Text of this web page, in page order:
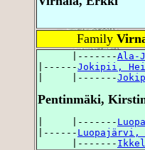
Family
      |-------
Ala-
|------Jokipii,
|     |-------
Pentinmäki,
|     |-------
|------
      |-------